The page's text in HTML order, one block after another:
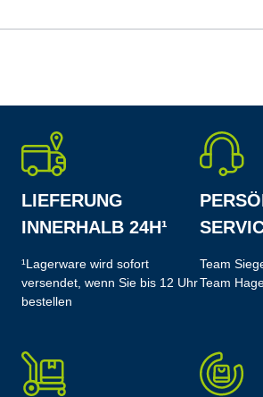
LIEFERUNG
INNERHALB 24H¹
¹Lagerware wird sofort
versendet, wenn Sie bis 12 Uhr
bestellen
Team
Team